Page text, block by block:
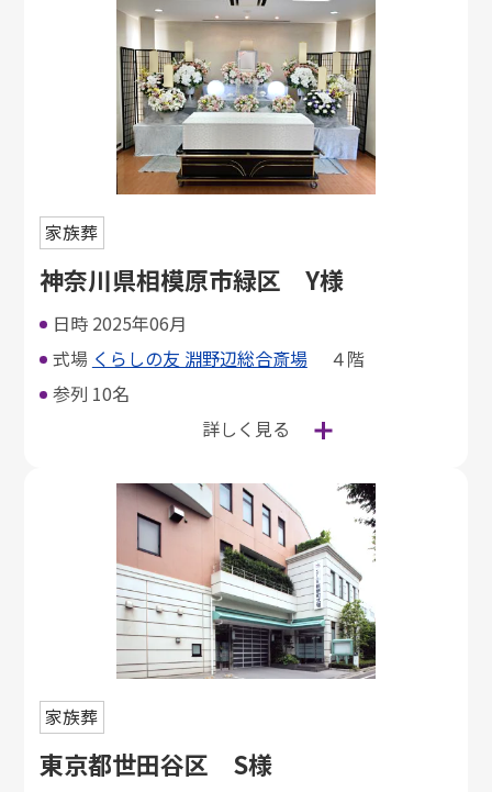
家族葬
神奈川県相模原市緑区 Y様
日時 2025年06月
式場 くらしの友 淵野辺総合斎場 ４階
参列 10名
詳しく見る
家族葬
東京都世田谷区 S様